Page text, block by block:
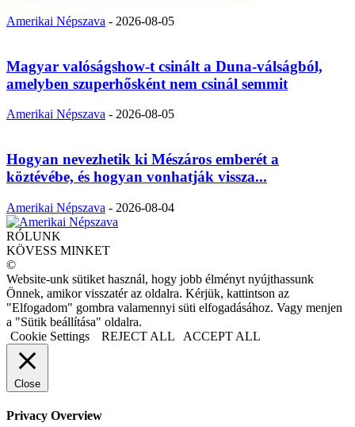
Amerikai Népszava - 2026-08-05
Magyar valóságshow-t csinált a Duna-válságból,
amelyben szuperhősként nem csinál semmit
Amerikai Népszava - 2026-08-05
Hogyan nevezhetik ki Mészáros emberét a
köztévébe, és hogyan vonhatják vissza...
Amerikai Népszava - 2026-08-04
RÓLUNK
KÖVESS MINKET
©
Website-unk sütiket használ, hogy jobb élményt nyújthassunk
Önnek, amikor visszatér az oldalra. Kérjük, kattintson az
"Elfogadom" gombra valamennyi süti elfogadásához. Vagy menjen
a "Sütik beállítása" oldalra.
Cookie Settings
REJECT ALL ACCEPT ALL
Close
Privacy Overview